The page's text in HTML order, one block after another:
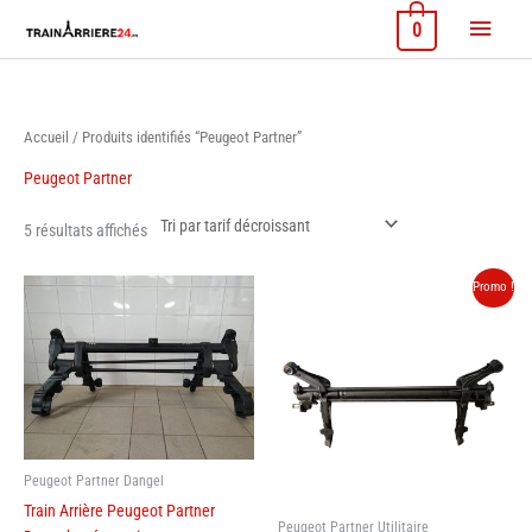
contenu
Menu
0
Accueil / Produits identifiés “Peugeot Partner”
Peugeot Partner
5 résultats affichésTrié
décroissant
Peugeot Partner Dangel
Train Arrière Peugeot Partner
Promo !
Peugeot Partner Utilitaire